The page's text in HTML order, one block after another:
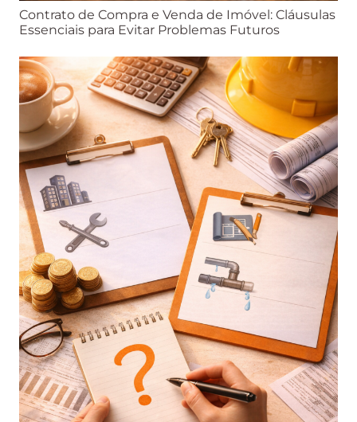
Contrato de Compra e Venda de Imóvel: Cláusulas
Essenciais para Evitar Problemas Futuros